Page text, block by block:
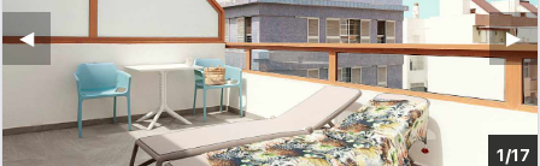
1/17
▶︎
◀︎